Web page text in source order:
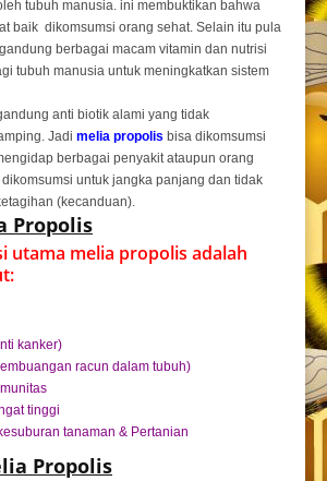
tubuh manusia. ini membuktikan bahwa
baik dikomsumsi orang sehat. Selain itu pula
berbagai macam vitamin dan nutrisi
tubuh manusia untuk meningkatkan sistem
anti biotik alami yang tidak
Jadi melia propolis bisa dikomsumsi
berbagai penyakit ataupun orang
dikomsumsi untuk jangka panjang dan tidak
(kecanduan).
Propolis
utama melia propolis adalah
kanker)
racun dalam tubuh)
tinggi
tanaman & Pertanian
Propolis